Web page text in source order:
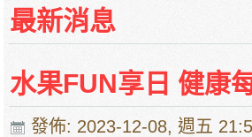
培華中學收費項目一覽表
停課通知
最新消息
水果FUN享日 健康
發佈: 2023-12-08, 週五